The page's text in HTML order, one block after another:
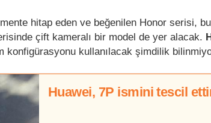
hitap eden ve beğenilen Honor serisi,
çift kameralı bir model de yer alacak.
konfigürasyonu kullanılacak şimdilik
Huawei, 7P ismini tescil